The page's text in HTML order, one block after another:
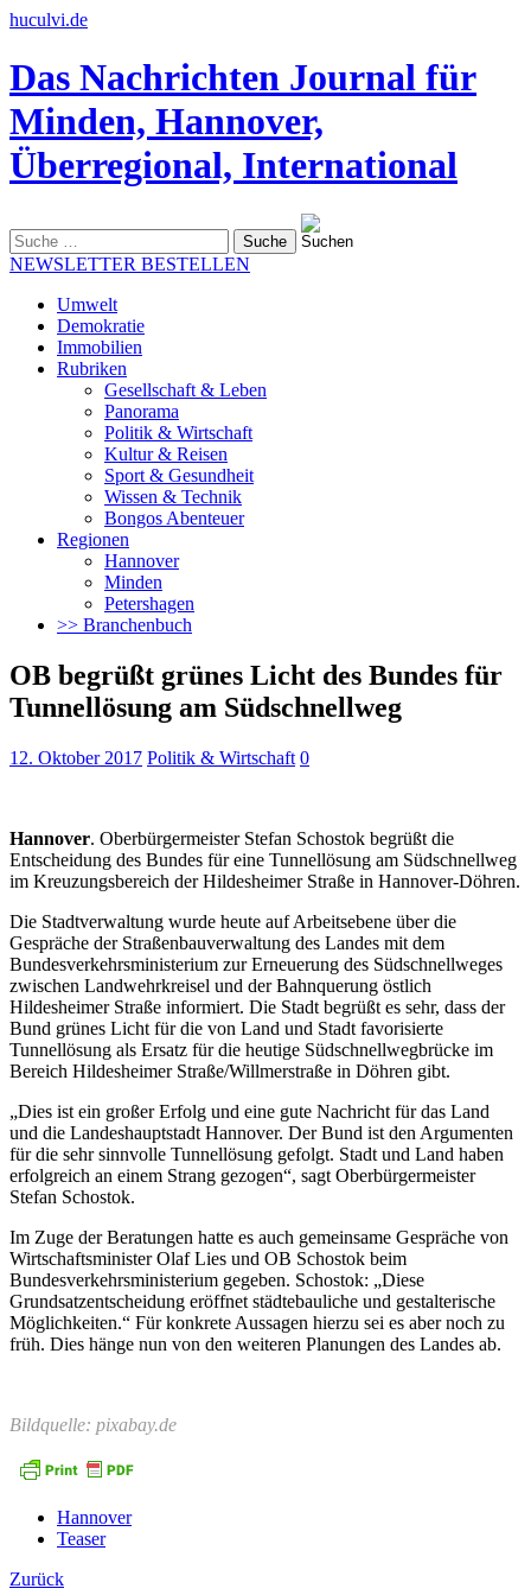
huculvi.de
Das Nachrichten Journal für
Minden, Hannover,
Überregional, International
nach:
NEWSLETTER BESTELLEN
Umwelt
Demokratie
Immobilien
Rubriken
Gesellschaft & Leben
Panorama
Politik & Wirtschaft
Kultur & Reisen
Sport & Gesundheit
Wissen & Technik
Bongos Abenteuer
Regionen
Hannover
Minden
Petershagen
>> Branchenbuch
OB begrüßt grünes Licht des Bundes für
Tunnellösung am Südschnellweg
12. Oktober 2017 Politik & Wirtschaft 0
Hannover. Oberbürgermeister Stefan Schostok begrüßt die
Entscheidung des Bundes für eine Tunnellösung am Südschnellweg
im Kreuzungsbereich der Hildesheimer Straße in Hannover-Döhren.
Die Stadtverwaltung wurde heute auf Arbeitsebene über die
Gespräche der Straßenbauverwaltung des Landes mit dem
Bundesverkehrsministerium zur Erneuerung des Südschnellweges
zwischen Landwehrkreisel und der Bahnquerung östlich
Hildesheimer Straße informiert. Die Stadt begrüßt es sehr, dass der
Bund grünes Licht für die von Land und Stadt favorisierte
Tunnellösung als Ersatz für die heutige Südschnellwegbrücke im
Bereich Hildesheimer Straße/Willmerstraße in Döhren gibt.
„Dies ist ein großer Erfolg und eine gute Nachricht für das Land
und die Landeshauptstadt Hannover. Der Bund ist den Argumenten
für die sehr sinnvolle Tunnellösung gefolgt. Stadt und Land haben
erfolgreich an einem Strang gezogen“, sagt Oberbürgermeister
Stefan Schostok.
Im Zuge der Beratungen hatte es auch gemeinsame Gespräche von
Wirtschaftsminister Olaf Lies und OB Schostok beim
Bundesverkehrsministerium gegeben. Schostok: „Diese
Grundsatzentscheidung eröffnet städtebauliche und gestalterische
Möglichkeiten.“ Für konkrete Aussagen hierzu sei es aber noch zu
früh. Dies hänge nun von den weiteren Planungen des Landes ab.
Bildquelle: pixabay.de
Hannover
Teaser
Zurück